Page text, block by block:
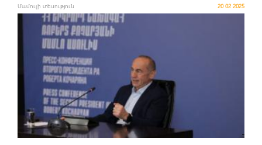
Մամուլի տեսություն 20 02 2025